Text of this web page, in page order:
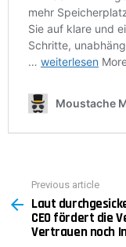
more
Previous article
Laut
CEO fördert die
Vertrauen noch